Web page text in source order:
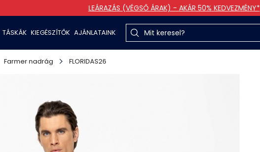
LEÁRAZÁS (VÉGSŐ ÁRAK) - AKÁR 50% KEDVEZMÉNY*
TÁSKÁK KIEGÉSZÍTŐK AJÁNLATAINK
Farmer nadrág FLORIDAS26